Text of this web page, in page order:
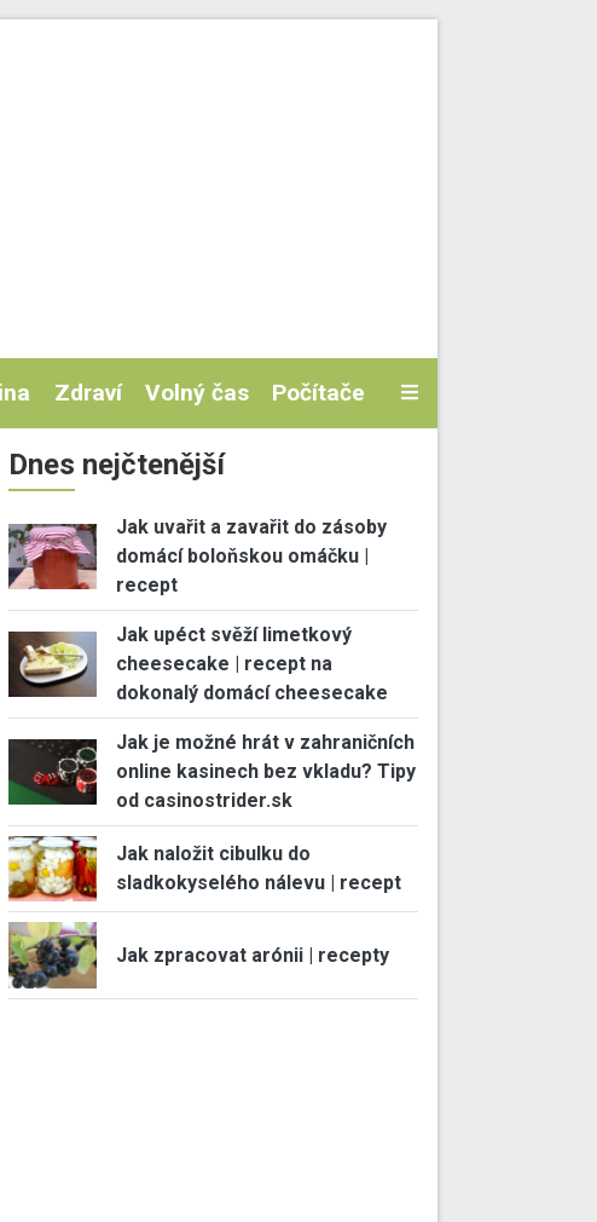
Zdraví Volný čas Počítače
Dnes nejčtenější
Jak uvařit a zavařit do zásoby
domácí boloňskou omáčku |
recept
Jak upéct svěží limetkový
cheesecake | recept na
dokonalý domácí cheesecake
Jak je možné hrát v zahraničních
online kasinech bez vkladu? Tipy
od casinostrider.sk
Jak naložit cibulku do
sladkokyselého nálevu | recept
Jak zpracovat arónii | recepty